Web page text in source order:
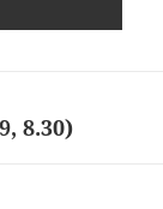
8.30)